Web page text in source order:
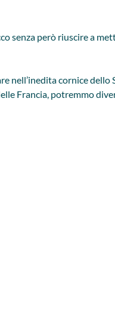
senza però riuscire a
nell’inedita cornice dello
Francia, potremmo